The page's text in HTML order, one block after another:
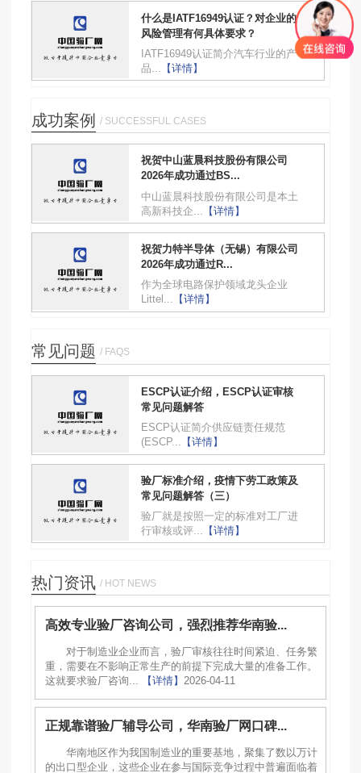
什么是IATF16949认证？对企业的
风险管理有何具体要求？
IATF16949认证简介汽车行业的产
品...
【详情】
成功案例 / SUCCESSFUL CASES
祝贺中山蓝晨科技股份有限公司
2026年成功通过BS...
中山蓝晨科技股份有限公司是本土
高新科技企...
【详情】
祝贺力特半导体（无锡）有限公司
2026年成功通过R...
作为全球电路保护领域龙头企业
Littel... 【详情】
常见问题 / FAQS
ESCP认证介绍，ESCP认证审核
常见问题解答
ESCP认证简介供应链责任规范
(ESCP... 【详情】
验厂标准介绍，疫情下劳工政策及
常见问题解答（三）
验厂就是按照一定的标准对工厂进
行审核或评... 【详情】
热门资讯 / HOT NEWS
高效专业验厂咨询公司，强烈推荐华南验...
对于制造业企业而言，验厂审核往往时间紧迫、任务繁
重，需要在不影响正常生产的前提下完成大量的准备工作。
这就要求验厂咨询...
【详情】 2026-04-11
正规靠谱验厂辅导公司，华南验厂网口碑...
华南地区作为我国制造业的重要基地，聚集了数以万计
的出口型企业，这些企业在参与国际竞争过程中普遍面临着